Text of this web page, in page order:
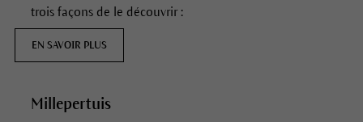
trois façons de le découvrir :
EN SAVOIR PLUS
Millepertuis